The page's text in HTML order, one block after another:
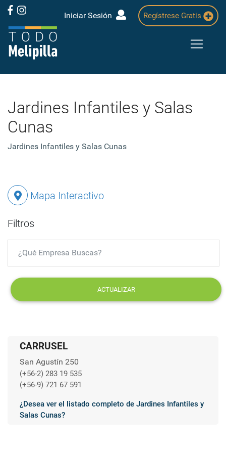
Iniciar Sesión Regístrese Gratis
Jardines Infantiles y Salas
Cunas
Jardines Infantiles y Salas Cunas
Mapa Interactivo
Filtros
ACTUALIZAR
CARRUSEL
San Agustín 250
(+56-2) 283 19 535
(+56-9) 721 67 591
¿Desea ver el listado completo de Jardines Infantiles y
Salas Cunas?